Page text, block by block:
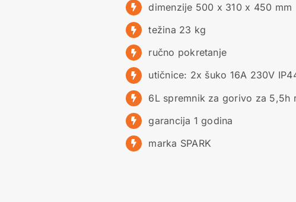
dimenzije 500 x 310 x 450 mm
težina 23 kg
ručno pokretanje
utičnice: 2x šuko 16A 230V
6L spremnik za gorivo za 5,5h
garancija 1 godina
marka SPARK